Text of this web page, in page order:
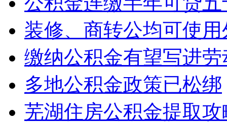
装修、商转公均可使
缴纳公积金有望写进
多地公积金政策已松绑
芜湖住房公积金提取